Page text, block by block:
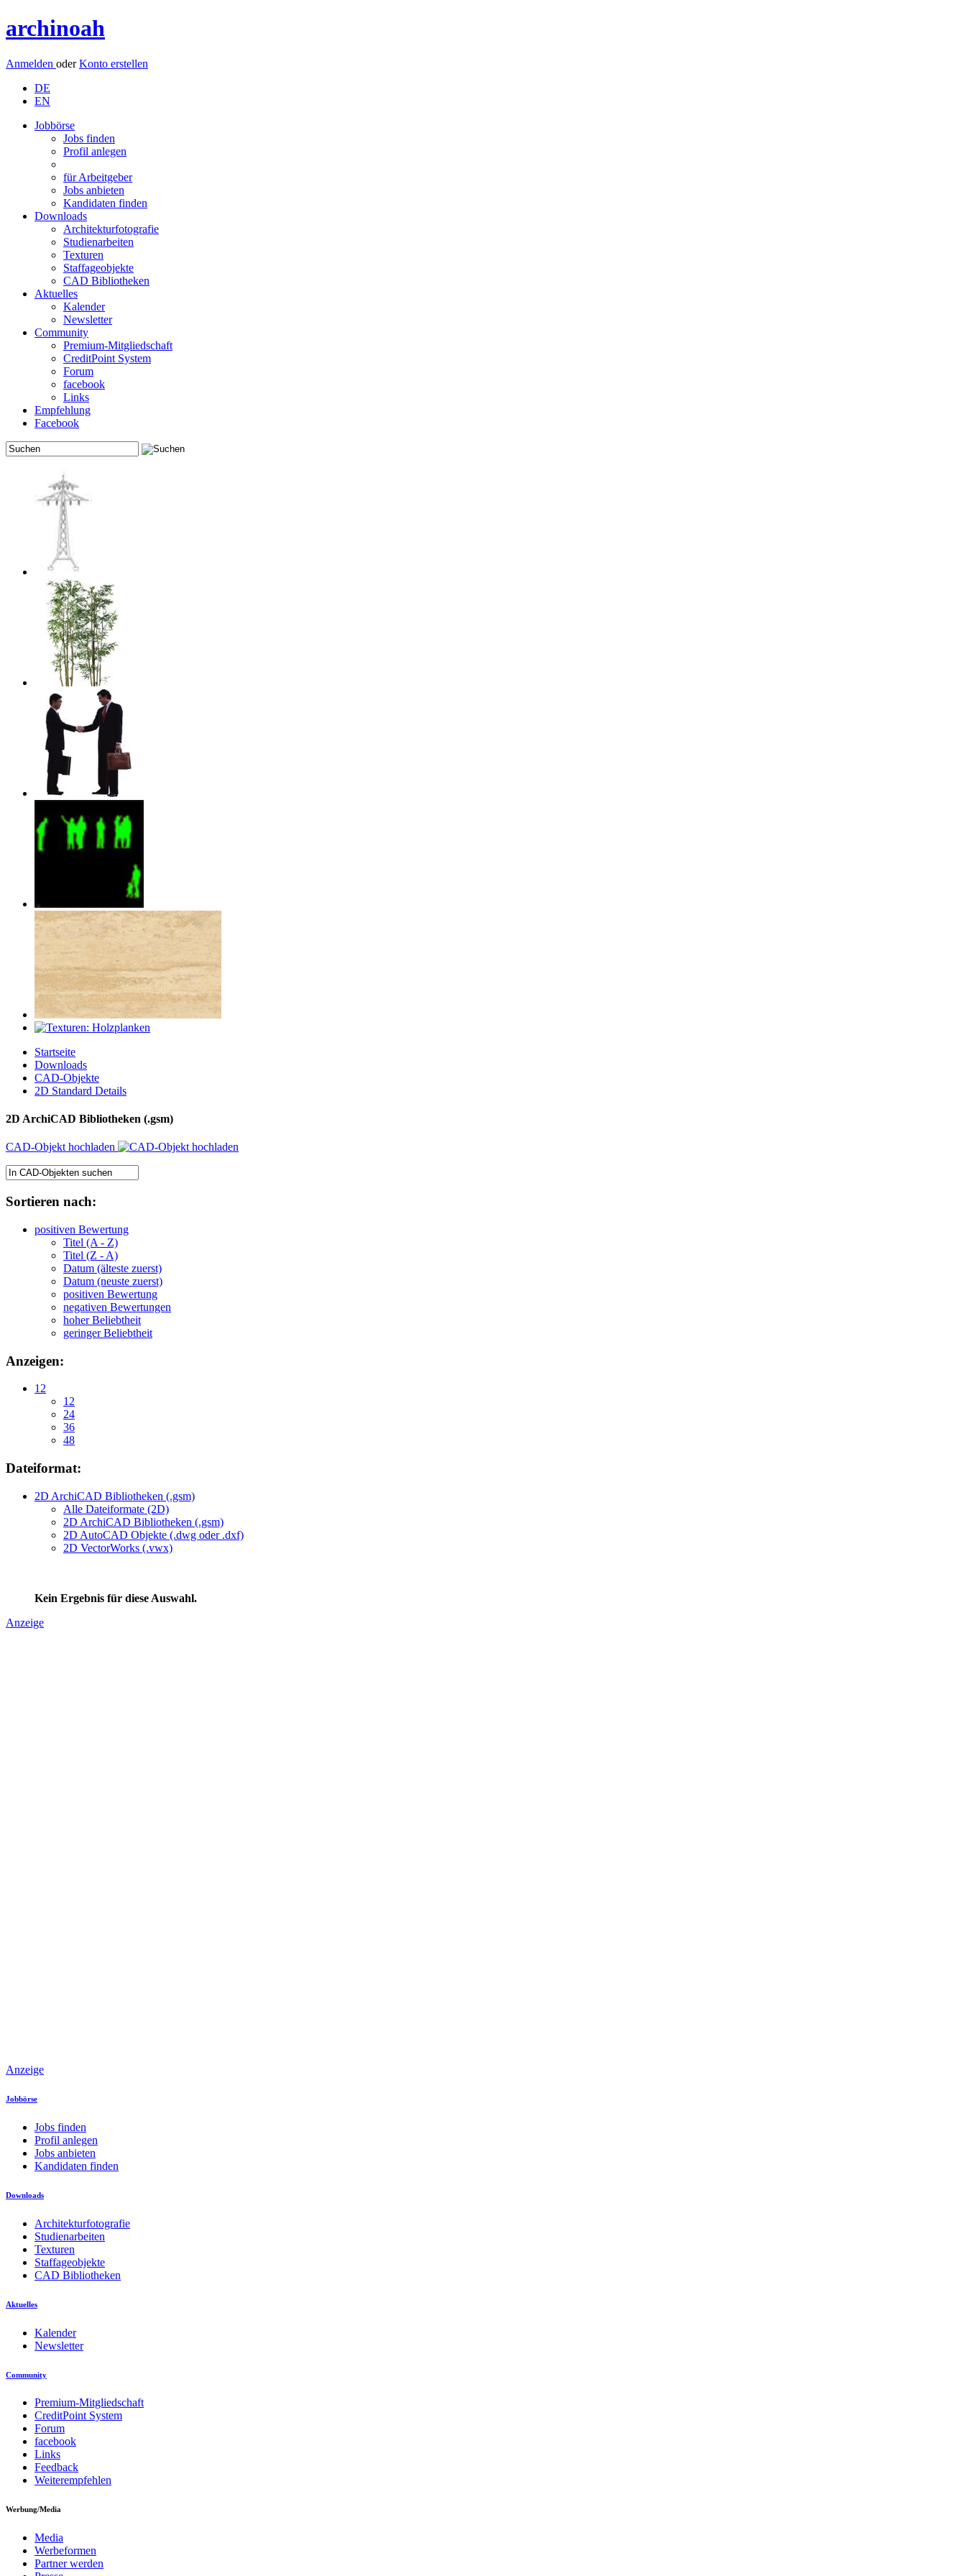
archinoah
Anmelden oderKonto erstellen
DE
EN
Jobbörse
Jobs finden
Profil anlegen
für Arbeitgeber
Jobs anbieten
Kandidaten finden
Downloads
Architekturfotografie
Studienarbeiten
Texturen
Staffageobjekte
CAD Bibliotheken
Aktuelles
Kalender
Newsletter
Community
Premium-Mitgliedschaft
CreditPoint System
Forum
facebook
Links
Empfehlung
Facebook
Startseite
Downloads
CAD-Objekte
2D Standard Details
2D ArchiCAD Bibliotheken (.gsm)
CAD-Objekt hochladen
Sortieren nach:
positiven Bewertung
Titel (A - Z)
Titel (Z - A)
Datum (älteste zuerst)
Datum (neuste zuerst)
positiven Bewertung
negativen Bewertungen
hoher Beliebtheit
geringer Beliebtheit
Anzeigen:
12
12
24
36
48
Dateiformat:
2D ArchiCAD Bibliotheken (.gsm)
Alle Dateiformate (2D)
2D ArchiCAD Bibliotheken (.gsm)
2D AutoCAD Objekte (.dwg oder .dxf)
2D VectorWorks (.vwx)
Kein Ergebnis für diese Auswahl.
Anzeige
Anzeige
Jobbörse
Jobs finden
Profil anlegen
Jobs anbieten
Kandidaten finden
Downloads
Architekturfotografie
Studienarbeiten
Texturen
Staffageobjekte
CAD Bibliotheken
Aktuelles
Kalender
Newsletter
Community
Premium-Mitgliedschaft
CreditPoint System
Forum
facebook
Links
Feedback
Weiterempfehlen
Werbung/Media
Media
Werbeformen
Partner werden